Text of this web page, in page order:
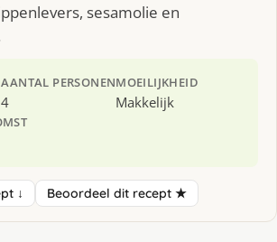
sesamolie en
AANTAL PERSONEN
4
MOEILIJKHEID
Makkelijk
↓ Beoordeel dit recept ★